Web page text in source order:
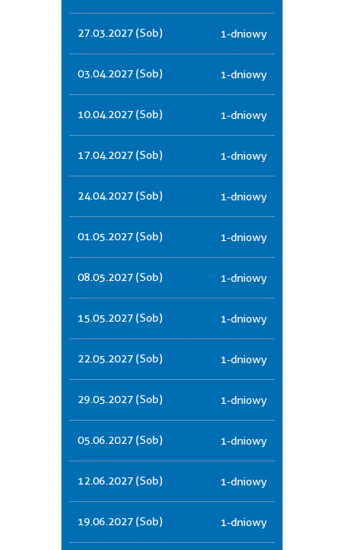
27.03.2027 (Sob) 1-dniowy
03.04.2027 (Sob) 1-dniowy
10.04.2027 (Sob) 1-dniowy
17.04.2027 (Sob) 1-dniowy
24.04.2027 (Sob) 1-dniowy
01.05.2027 (Sob) 1-dniowy
08.05.2027 (Sob) 1-dniowy
15.05.2027 (Sob) 1-dniowy
22.05.2027 (Sob) 1-dniowy
29.05.2027 (Sob) 1-dniowy
05.06.2027 (Sob) 1-dniowy
12.06.2027 (Sob) 1-dniowy
19.06.2027 (Sob) 1-dniowy